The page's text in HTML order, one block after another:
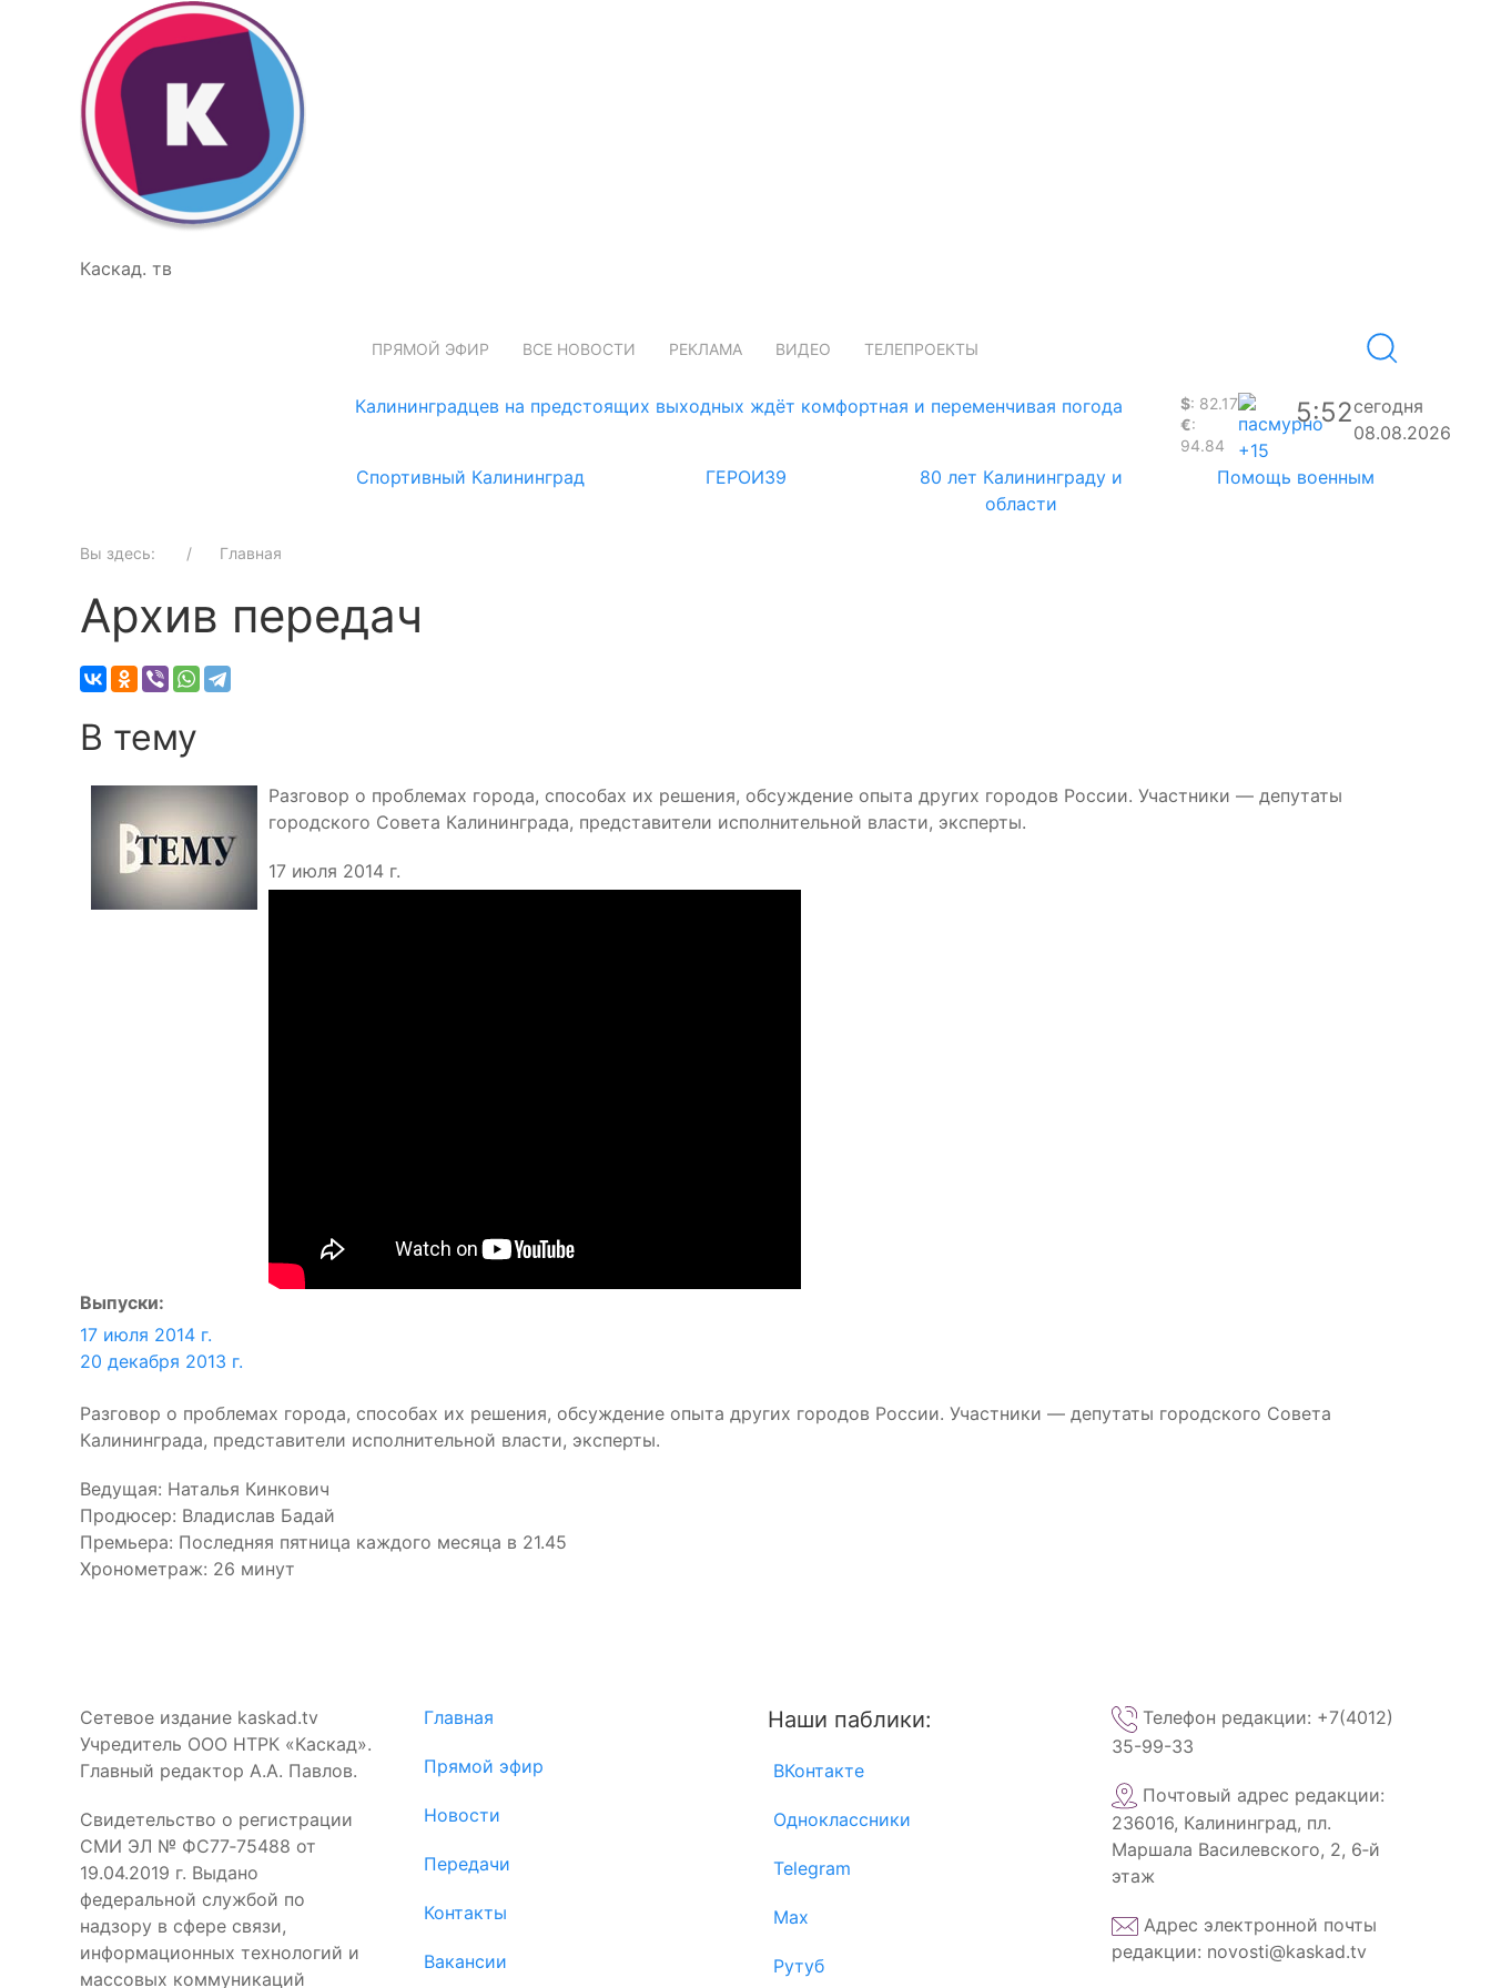
Каскад. тв
ПРЯМОЙ ЭФИР ВСЕ НОВОСТИ РЕКЛАМА ВИДЕО ТЕЛЕПРОЕКТЫ
Калининградцев на предстоящих выходных ждёт комфортная и переменчивая погода $: 82.17
€:
94.84
+15
5:52сегодня
08.08.2026
Спортивный Калининград
ГЕРОИ39
80 лет Калининграду и
области
Помощь военным
Вы здесь: Главная
Архив передач
В тему
Разговор о проблемах города, способах их решения, обсуждение опыта других городов России. Участники — депутаты
городского Совета Калининграда, представители исполнительной власти, эксперты.
17 июля 2014 г.
Выпуски:
17 июля 2014 г.
20 декабря 2013 г.
Разговор о проблемах города, способах их решения, обсуждение опыта других городов России. Участники — депутаты городского Совета
Калининграда, представители исполнительной власти, эксперты.
Ведущая: Наталья Кинкович
Продюсер: Владислав Бадай
Премьера: Последняя пятница каждого месяца в 21.45
Хронометраж: 26 минут
Сетевое издание kaskad.tv
Учредитель ООО НТРК «Каскад».
Главный редактор А.А. Павлов.
Свидетельство о регистрации
СМИ ЭЛ № ФС77‑75488 от
19.04.2019 г. Выдано
федеральной службой по
надзору в сфере связи,
информационных технологий и
массовых коммуникаций
Главная
Прямой эфир
Новости
Передачи
Контакты
Вакансии
Наши паблики:
ВКонтакте
Одноклассники
Telegram
Max
Рутуб
Телефон редакции: +7(4012)
35-99-33
Почтовый адрес редакции:
236016, Калининград, пл.
Маршала Василевского, 2, 6‑й
этаж
Адрес электронной почты
редакции: novosti@kaskad.tv